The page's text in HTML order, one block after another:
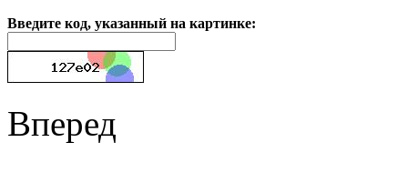
Введите код, указанный на картинке:
Вперед